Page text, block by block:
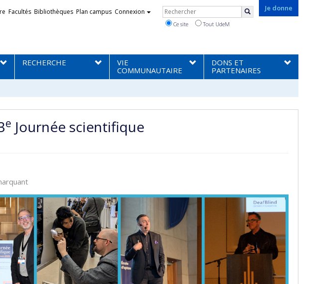
Je donne
Facultés Bibliothèques Plan campus Connexion Rechercher
Ce site Tout UdeM
RECHERCHE
VIE
COMMUNAUTAIRE
DONS ET
PARTENAIRES
e Journée scientifique